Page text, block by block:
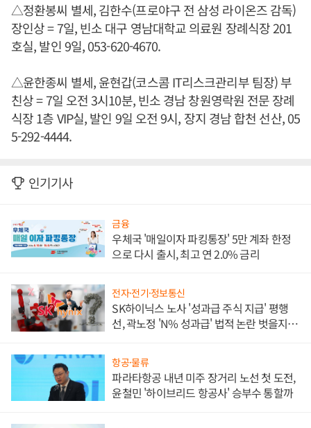
△정환봉씨 별세, 김한수(프로야구 전 삼성 라이온즈 감독)
장인상 = 7일, 빈소 대구 영남대학교 의료원 장례식장 201
호실, 발인 9일, 053-620-4670.
△윤한종씨 별세, 윤현갑(코스콤 IT리스크관리부 팀장) 부
친상 = 7일 오전 3시10분, 빈소 경남 창원영락원 전문 장례
식장 1층 VIP실, 발인 9일 오전 9시, 장지 경남 합천 선산, 05
5-292-4444.
인기기사
금융
우체국 '매일이자 파킹통장' 5만 계좌 한정
으로 다시 출시, 최고 연 2.0% 금리
전자·전기·정보통신
SK하이닉스 노사 '성과급 주식 지급' 평행
선, 곽노정 'N% 성과급' 법적 논란 벗을지 주
항공·물류
파라타항공 내년 미주 장거리 노선 첫 도전,
윤철민 '하이브리드 항공사' 승부수 통할까